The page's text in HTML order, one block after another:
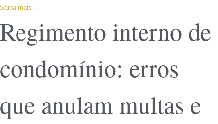
Saiba mais »
Regimento interno de
condomínio: erros
que anulam multas e